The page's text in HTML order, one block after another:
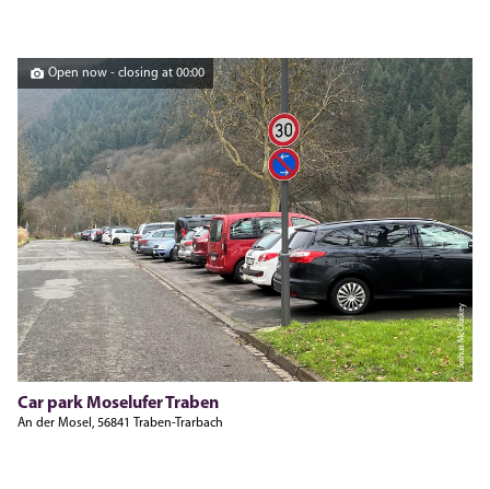
Joshua McCluskey
Open now - closing at 00:00
Car park Moselufer Traben
An der Mosel, 56841 Traben-Trarbach